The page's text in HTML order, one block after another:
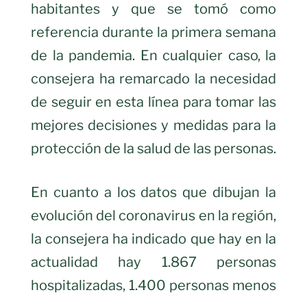
habitantes y que se tomó como
referencia durante la primera semana
de la pandemia. En cualquier caso, la
consejera ha remarcado la necesidad
de seguir en esta línea para tomar las
mejores decisiones y medidas para la
protección de la salud de las personas.
En cuanto a los datos que dibujan la
evolución del coronavirus en la región,
la consejera ha indicado que hay en la
actualidad hay 1.867 personas
hospitalizadas, 1.400 personas menos